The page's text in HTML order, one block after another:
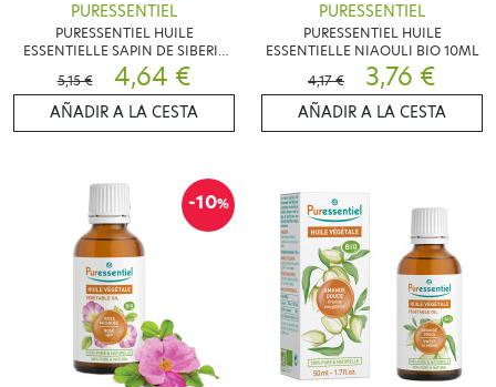
PURESSENTIEL
PURESSENTIEL HUILE
ESSENTIELLE SAPIN DE SIBERIE
BIO 10 ML
5,15 € 4,64 €
AÑADIR A LA CESTA
PURESSENTIEL
PURESSENTIEL HUILE
ESSENTIELLE NIAOULI BIO 10ML
4,17 €
3,76 €
AÑADIR A LA CESTA
-10%